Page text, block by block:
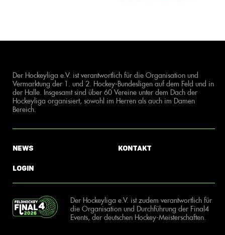
Der Hockeyliga e.V. ist verantwortlich für die Organisation und
Vermarktung der 1. und 2. Hockey-Bundesligen auf dem Feld und in
der Halle. Insgesamt sind über 60 Vereine unter dem Dach der
Hockeyliga organisiert, sowohl im Herren als auch im Damen
Bereich.
News
Login
Kontakt
Der Hockeyliga e.V. ist zudem verantwortlich für
die Organisation und Durchführung der Final4
Events, der deutschen Hockey-Meisterschaften.